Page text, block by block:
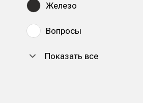
Железо
Вопросы
Показать все